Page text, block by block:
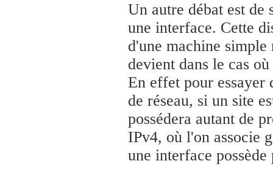
Un autre débat est de
une interface. Cette
d'une machine
devient dans le cas
En effet pour essayer
de réseau, si un site
possédera autant de
IPv4, où l'on associe
une interface